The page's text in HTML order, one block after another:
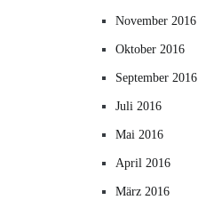
November 2016
Oktober 2016
September 2016
Juli 2016
Mai 2016
April 2016
März 2016